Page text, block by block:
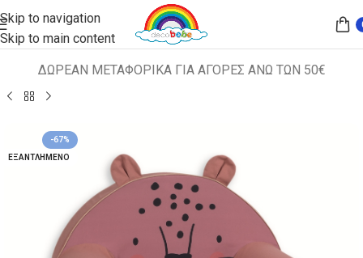
Skip to navigation
Skip to main content
ΔΩΡΕΑΝ ΜΕΤΑΦΟΡΙΚΑ ΓΙΑ ΑΓΟΡΕΣ ΑΝΩ ΤΩΝ 50€
Αρχική σελίδα ΠΑΙΔΙΚΑ ΚΑΘΙΣΜΑΤΑ ΠΟΛΥΘΡΟΝΑΚΙΑ
-67%
ΕΞΑΝΤΛΗΜΈΝΟ